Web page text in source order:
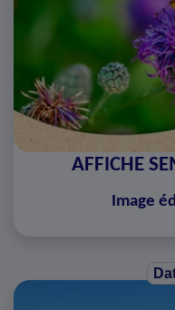
AFFICHE
Image